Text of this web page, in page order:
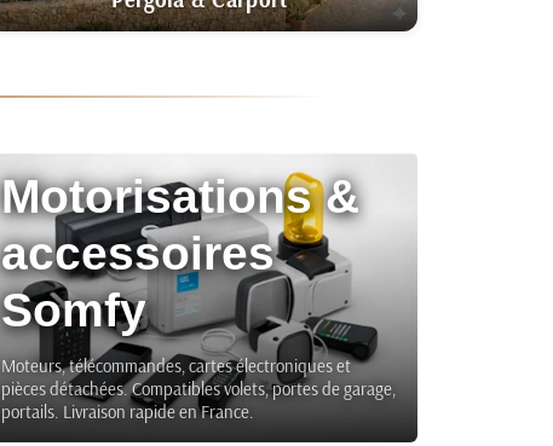
Motorisations &
accessoires
Somfy
Moteurs, télécommandes, cartes électroniques et
pièces détachées. Compatibles volets, portes de garage,
portails. Livraison rapide en France.